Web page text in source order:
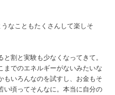
なこともたくさんして楽しそ
と割と実験も少なくなってきて。
までのエネルギーがないみたいな
もいろんなのを試すし、お金もそ
い頃ってそんなに。本当に自分の